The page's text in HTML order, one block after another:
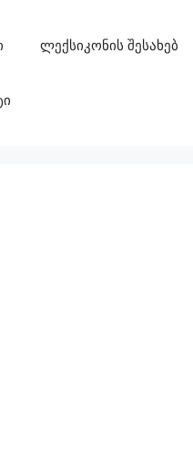
ლექსიკონის შესახებ